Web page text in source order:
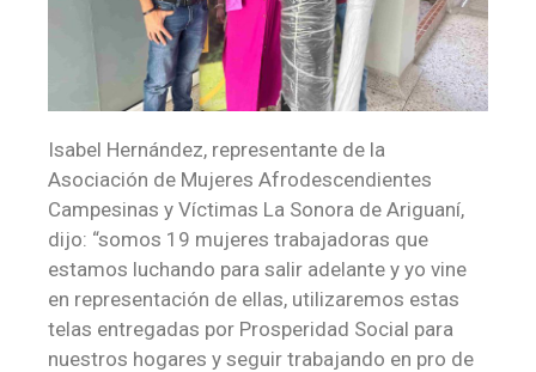
Isabel Hernández, representante de la
Asociación de Mujeres Afrodescendientes
Campesinas y Víctimas La Sonora de Ariguaní,
dijo: “somos 19 mujeres trabajadoras que
estamos luchando para salir adelante y yo vine
en representación de ellas, utilizaremos estas
telas entregadas por Prosperidad Social para
nuestros hogares y seguir trabajando en pro de